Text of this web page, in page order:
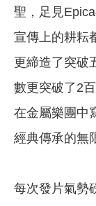
聖，足見
宣傳上的耕耘
更締造了突破
數更突破了2
在金屬樂團中
經典傳承的無
每次發片氣勢